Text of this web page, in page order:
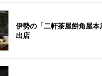
伊勢の「二軒茶屋餅角屋
出店